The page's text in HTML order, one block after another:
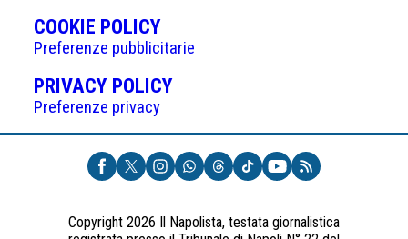
COOKIE POLICY(APRE
IN
UNA
NUOVA
Preferenze pubblicitarie
PRIVACY POLICY(APRE
UNA
NUOVA
SCHEDA)
Preferenze privacy
Copyright 2026 Il Napolista, testata giornalistica